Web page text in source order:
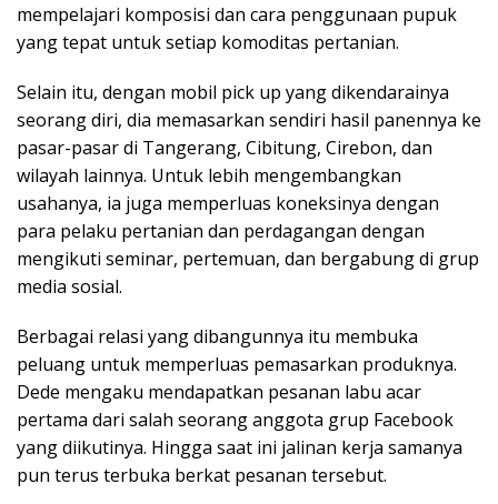
mempelajari komposisi dan cara penggunaan pupuk
yang tepat untuk setiap komoditas pertanian.
Selain itu, dengan mobil pick up yang dikendarainya
seorang diri, dia memasarkan sendiri hasil panennya ke
pasar-pasar di Tangerang, Cibitung, Cirebon, dan
wilayah lainnya. Untuk lebih mengembangkan
usahanya, ia juga memperluas koneksinya dengan
para pelaku pertanian dan perdagangan dengan
mengikuti seminar, pertemuan, dan bergabung di grup
media sosial.
Berbagai relasi yang dibangunnya itu membuka
peluang untuk memperluas pemasarkan produknya.
Dede mengaku mendapatkan pesanan labu acar
pertama dari salah seorang anggota grup Facebook
yang diikutinya. Hingga saat ini jalinan kerja samanya
pun terus terbuka berkat pesanan tersebut.